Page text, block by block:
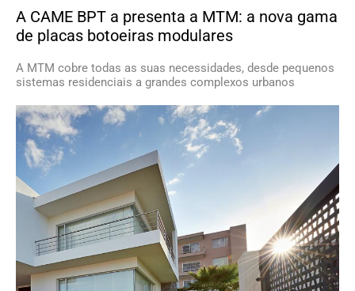
A CAME BPT a presenta a MTM: a nova gama
de placas botoeiras modulares
A MTM cobre todas as suas necessidades, desde pequenos
sistemas residenciais a grandes complexos urbanos